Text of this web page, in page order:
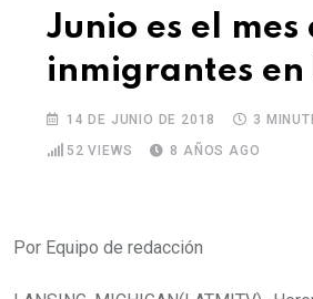
Junio es el mes
inmigrantes en
14 DE JUNIO DE 2018
3
52 VIEWS 8 AÑOS AGO
Por Equipo de redacción